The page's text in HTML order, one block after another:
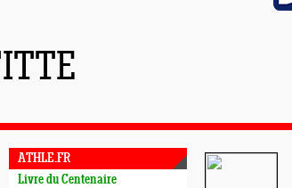
ATHLE.FR
Livre du Centenaire